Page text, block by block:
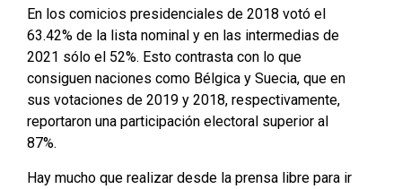
En los comicios presidenciales de 2018 votó el
63.42% de la lista nominal y en las intermedias de
2021 sólo el 52%. Esto contrasta con lo que
consiguen naciones como Bélgica y Suecia, que en
sus votaciones de 2019 y 2018, respectivamente,
reportaron una participación electoral superior al
87%.
Hay mucho que realizar desde la prensa libre para ir